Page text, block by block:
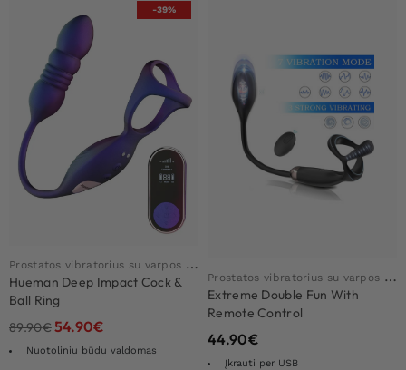
-39%
P
rostatos vibratorius su varpos žiedu
Hueman Deep Impact Cock &
Ball Ring
89.90€54.90€
Nuotoliniu būdu valdomas
P
rostatos vibratorius su varpos žiedu
Extreme Double Fun With
Remote Control
44.90€
Įkrauti per USB